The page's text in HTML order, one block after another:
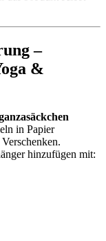
–
&
in Papier
hinzufügen mit: